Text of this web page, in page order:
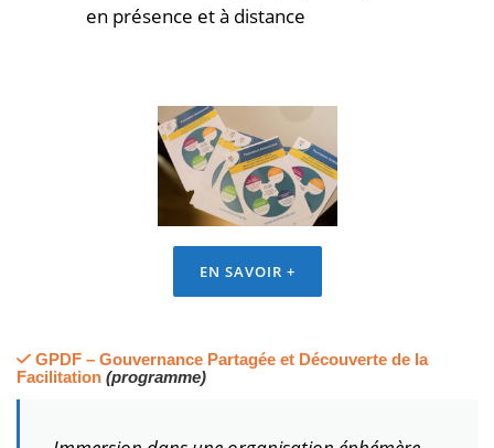
en présence et à distance
EN SAVOIR +
GPDF – Gouvernance Partagée et Découverte de la
Facilitation (programme)